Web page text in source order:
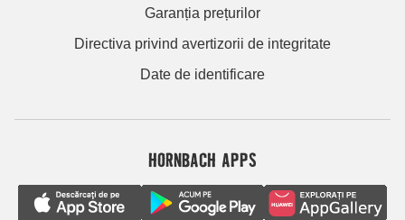
Garanția prețurilor
Directiva privind avertizorii de integritate
Date de identificare
HORNBACH APPS